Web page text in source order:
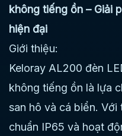
không tiếng ồn – Giải
hiện đại
Giới thiệu:
Keloray AL200 đèn
không tiếng ồn là lựa
san hô và cá biển.
chuẩn IP65 và hoạt